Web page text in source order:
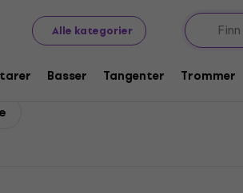
Alle kategorier
Basser Tangenter Trommer
Behringer Målemikrofoner